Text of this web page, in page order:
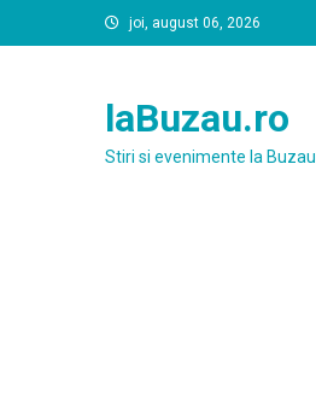
to
joi, august 06, 2026
laBuzau.ro
Stiri si evenimente la Buzau